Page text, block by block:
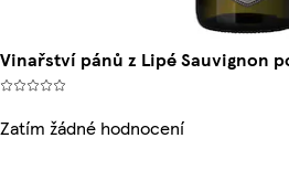
Vinařství pánů z Lipé Sauvignon
Zatím žádné hodnocení